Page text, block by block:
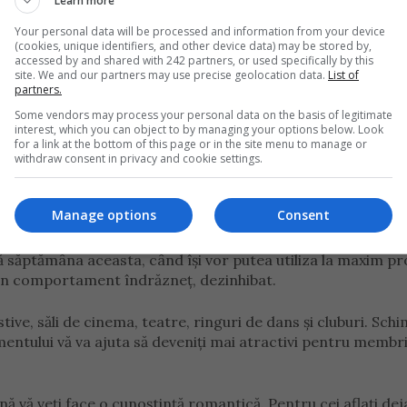
de mediul din jurul vostru. Este recomandat să scăpați de
Asigurați-vă că locuința voastră devine mai
un moment bun pentru a adopta un animal de companie.
supărătoare dacă aveți copii. Comportamentul lor vă
așa cum vă doriți. Încercați să nu faceți remarci critice
aceasta, când își vor putea utiliza la maxim
comportament îndrăzneț, dezinhibat.
săli de cinema, teatre, ringuri de dans și cluburi.
vă va ajuta să deveniți mai atractivi pentru
vă veți face o cunoștință romantică. Pentru cei aflați
Your personal data will be processed and information from your device
(cookies, unique identifiers, and other device data) may be stored by,
accessed by and shared with 242 partners, or used specifically by this
site. We and our partners may use precise geolocation data. List of
partners.
Some vendors may process your personal data on the basis of legitimate
interest, which you can object to by managing your options below. Look
for a link at the bottom of this page or in the site menu to manage or
withdraw consent in privacy and cookie settings.
Consent
Manage options